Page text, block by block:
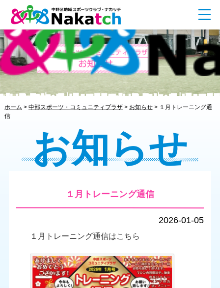
ホーム > 中部スポーツ・コミュニティプラザ> お知らせ> １月トレーニング通
信
お知らせ
１月トレーニング通信
2026-01-05
１月トレーニング通信はこちら